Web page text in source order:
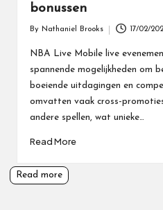
bonussen
by
By Nathaniel Brooks 17/02/
NBA Live Mobile live
spannende mogelijkheden om
boeiende uitdagingen en
omvatten vaak cross-
andere spellen, wat unieke…
Read More
Read more